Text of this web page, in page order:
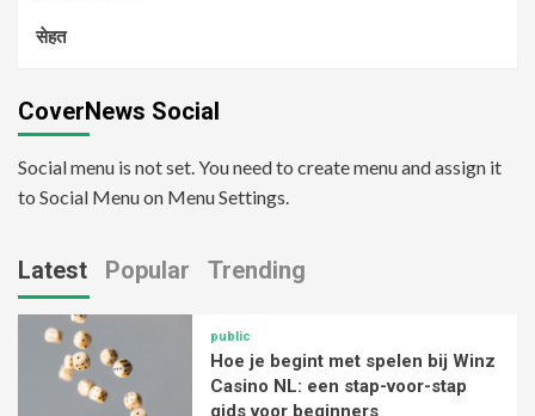
सेहत
CoverNews Social
Social menu is not set. You need to create menu and assign it
to Social Menu on Menu Settings.
Latest Popular Trending
public
Hoe je begint met spelen bij Winz
Casino NL: een stap-voor-stap
gids voor beginners